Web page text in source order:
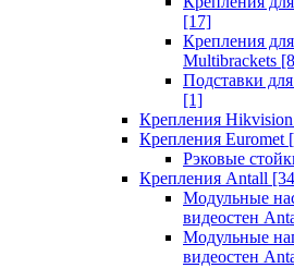
[17]
Крепления
Multibrackets
Подставки
[1]
Крепления Hikvision
Крепления Euromet
Рэковые
Крепления Antall
Модульные
видеостен
Модульные
видеостен